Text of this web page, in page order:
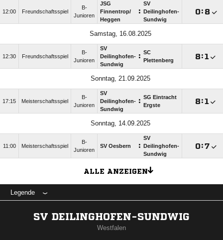
12:00 Freundschaftsspiel
B-
Junioren
JSG
Finnentrop/​
Heggen
:
SV
Deilinghofen-
Sundwig
: 
Samstag, 16.08.2025
12:30 Freundschaftsspiel
B-
Junioren
SV
Deilinghofen-
Sundwig
: SC
Plettenberg
:
Sonntag, 21.09.2025
17:15 Meisterschaftsspiel
B-
Junioren
SV
Deilinghofen-
Sundwig
: SG Eintracht
Ergste
:
Sonntag, 14.09.2025
11:00 Meisterschaftsspiel
B-
Junioren
SV Oesbern :
SV
Deilinghofen-
Sundwig
:
ALLE ANZEIGEN
Legende
SV DEILINGHOFEN-SUNDWIG
Westfalen